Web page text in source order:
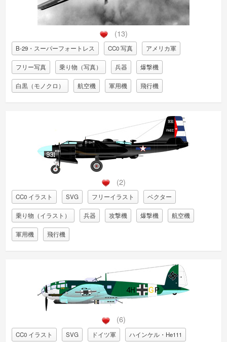
(13)
B-29・スーパーフォートレス CC0 写真 アメリカ軍
フリー写真 乗り物（写真） 兵器 爆撃機
白黒（モノクロ） 航空機 軍用機 飛行機
(2)
CC0 イラスト SVG フリーイラスト ベクター
乗り物（イラスト） 兵器 攻撃機 爆撃機 航空機
軍用機 飛行機
(6)
CC0 イラスト SVG ドイツ軍 ハインケル・He111